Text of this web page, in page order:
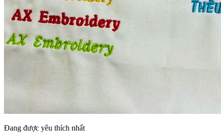
Đang được yêu thích nhất